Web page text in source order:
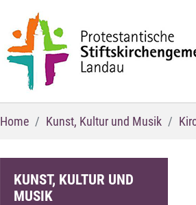
Home Kunst, Kultur und Musik
KUNST, KULTUR UND
MUSIK